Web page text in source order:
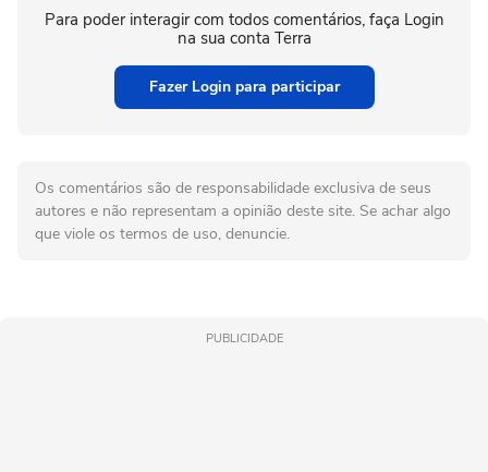
Para poder interagir com todos comentários, faça Login
na sua conta Terra
Fazer Login para participar
Os comentários são de responsabilidade exclusiva de seus
autores e não representam a opinião deste site. Se achar algo
que viole os termos de uso, denuncie.
PUBLICIDADE